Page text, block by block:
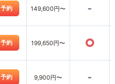
予約 149,600円〜 -
予約 199,650円〜 ○
予約 9,900円〜 -